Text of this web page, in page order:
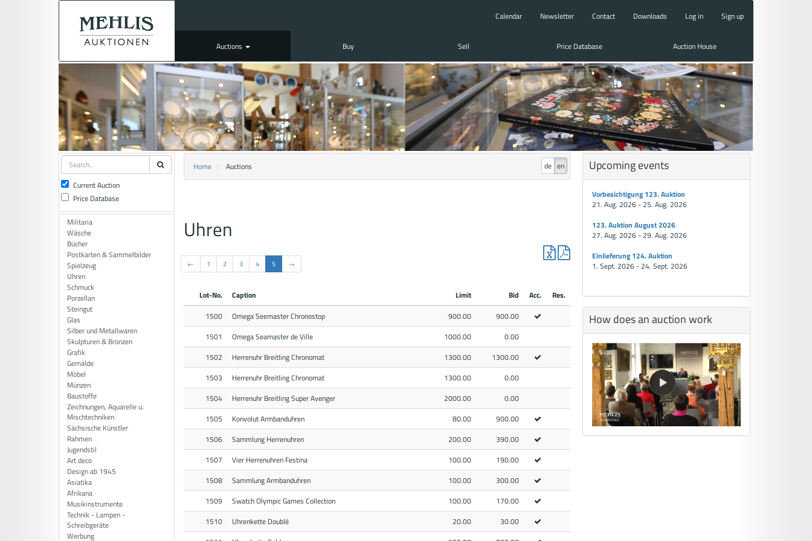
Calendar Newsletter Contact Downloads Log in Sign up
Auctions Buy Sell Price Database Auction House
Current Auction
Price Database
Militaria
Wäsche
Bücher
Postkarten & Sammelbilder
Spielzeug
Uhren
Schmuck
Porzellan
Steingut
Glas
Silber und Metallwaren
Skulpturen & Bronzen
Grafik
Gemälde
Möbel
Münzen
Baustoffe
Zeichnungen, Aquarelle u.
Mischtechniken
Sächsische Künstler
Rahmen
Jugendstil
Art deco
Design ab 1945
Asiatika
Afrikana
Musikinstrumente
Technik - Lampen -
Schreibgeräte
Werbung
de en
Home Auctions
Uhren
← 1 2 3 4 5 →
Lot-No. Caption Limit Bid Acc.
Res.
1500
Omega Seemaster Chronostop 900.00
900.00
1501
Omega Seamaster de Ville 1000.00
0.00
1502
Herrenuhr Breitling Chronomat 1300.00
1300.00
1503
Herrenuhr Breitling Chronomat 1300.00
0.00
1504
Herrenuhr Breitling Super Avenger 2000.00
0.00
1505
Konvolut Armbanduhren 80.00
900.00
1506
Sammlung Herrenuhren 200.00
390.00
1507
Vier Herrenuhren Festina 100.00
190.00
1508
Sammlung Armbanduhren 100.00
300.00
1509
Swatch Olympic Games Collection 100.00
170.00
1510
Uhrenkette Doublé 20.00
30.00
Upcoming events
Vorbesichtigung 123. Auktion
21. Aug. 2026 - 25. Aug. 2026
123. Auktion August 2026
27. Aug. 2026 - 29. Aug. 2026
Einlieferung 124. Auktion
1. Sept. 2026 - 24. Sept. 2026
How does an auction work